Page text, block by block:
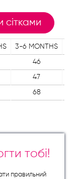
сітками
3-6 MONTHS
46
47
68
тобі!
правильний